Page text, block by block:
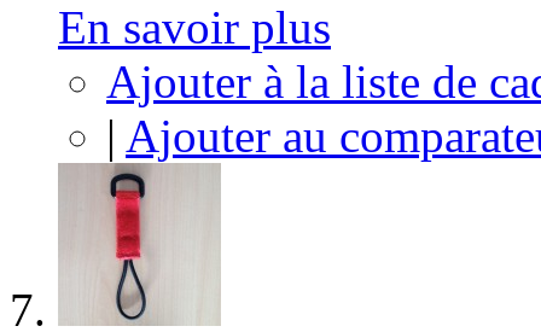
En savoir plus
Ajouter à la liste de
| Ajouter au